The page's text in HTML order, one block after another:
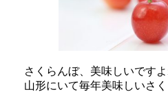
さくらんぼ、美味しいです
山形にいて毎年美味しいさ